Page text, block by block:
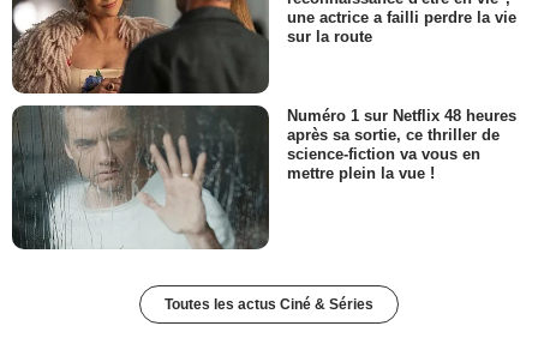
une actrice a failli perdre la vie
sur la route
Numéro 1 sur Netflix 48 heures
après sa sortie, ce thriller de
science-fiction va vous en
mettre plein la vue !
Toutes les actus Ciné & Séries